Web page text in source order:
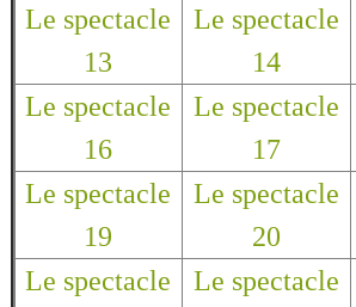
Le spectacle
13
Le spectacle
14
Le spectacle
16
Le spectacle
17
Le spectacle
19
Le spectacle
20
Le spectacle
Le spectacle